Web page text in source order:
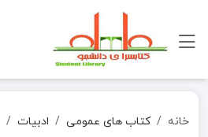
خانه کتاب های عمومی ادبیات